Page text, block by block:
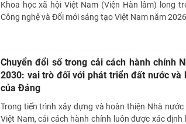
Khoa học xã hội Việt Nam (Viện Hàn lâm) long
Công nghệ và Đổi mới sáng tạo Việt Nam năm
Chuyển đổi số trong cải cách hành chính
2030: vai trò đối với phát triển đất nước và
của Đảng
Trong tiến trình xây dựng và hoàn thiện Nhà
Việt Nam, cải cách hành chính luôn được xác